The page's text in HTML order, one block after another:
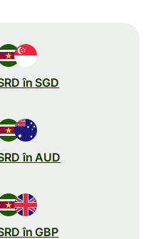
în SGD
în AUD
în GBP